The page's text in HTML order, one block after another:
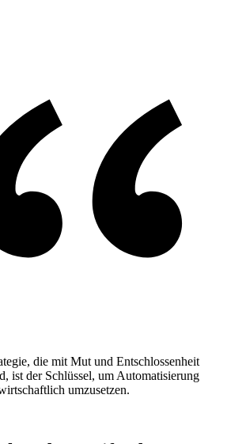
die mit Mut und Entschlossenheit
ist der Schlüssel, um Automatisierung
umzusetzen.